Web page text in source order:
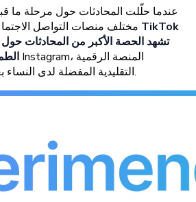
عندما حلّلت المحادثات حول مرحلة ما
مختلف منصات التواصل
تشهد الحصة الأكبر من المحادثات
التقليدية المفضلة لدى النساء بعمر 35 عاماً فما فوق.